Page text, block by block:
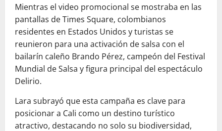
Mientras el video promocional se mostraba en las
pantallas de Times Square, colombianos
residentes en Estados Unidos y turistas se
reunieron para una activación de salsa con el
bailarín caleño Brando Pérez, campeón del Festival
Mundial de Salsa y figura principal del espectáculo
Delirio.
Lara subrayó que esta campaña es clave para
posicionar a Cali como un destino turístico
atractivo, destacando no solo su biodiversidad,